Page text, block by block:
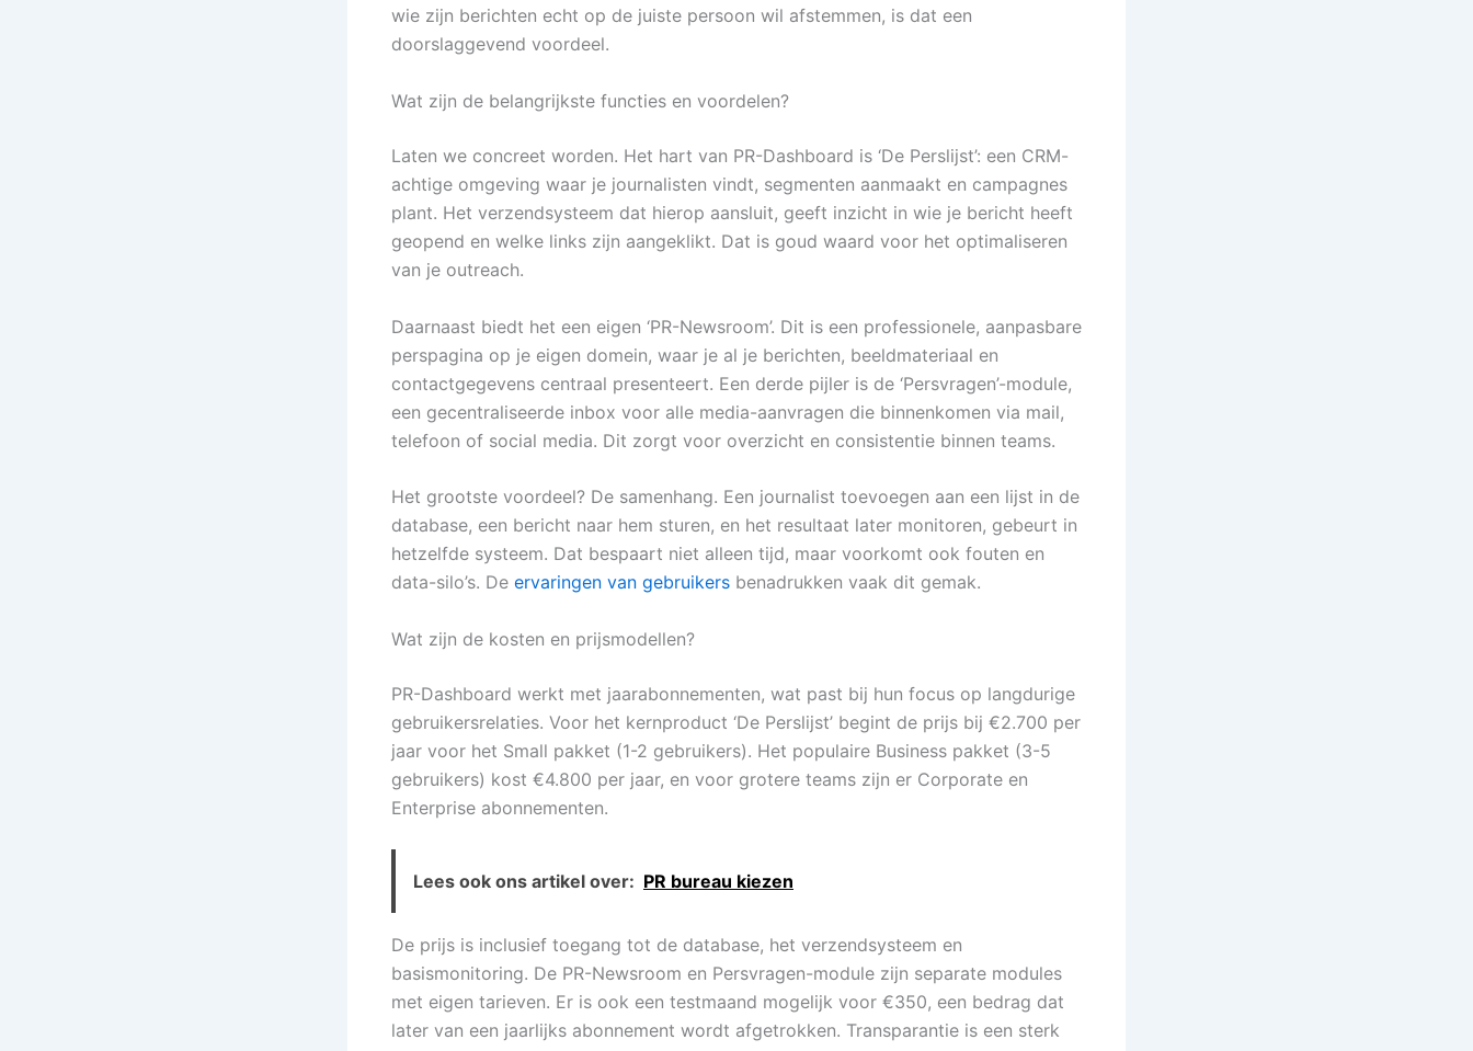
wie zijn berichten echt op de juiste persoon wil afstemmen, is dat een
doorslaggevend voordeel.
Wat zijn de belangrijkste functies en voordelen?
Laten we concreet worden. Het hart van PR-Dashboard is ‘De Perslijst’: een CRM-
achtige omgeving waar je journalisten vindt, segmenten aanmaakt en campagnes
plant. Het verzendsysteem dat hierop aansluit, geeft inzicht in wie je bericht heeft
geopend en welke links zijn aangeklikt. Dat is goud waard voor het optimaliseren
van je outreach.
Daarnaast biedt het een eigen ‘PR-Newsroom’. Dit is een professionele, aanpasbare
perspagina op je eigen domein, waar je al je berichten, beeldmateriaal en
contactgegevens centraal presenteert. Een derde pijler is de ‘Persvragen’-module,
een gecentraliseerde inbox voor alle media-aanvragen die binnenkomen via mail,
telefoon of social media. Dit zorgt voor overzicht en consistentie binnen teams.
Het grootste voordeel? De samenhang. Een journalist toevoegen aan een lijst in de
database, een bericht naar hem sturen, en het resultaat later monitoren, gebeurt in
hetzelfde systeem. Dat bespaart niet alleen tijd, maar voorkomt ook fouten en
data-silo’s. De ervaringen van gebruikers benadrukken vaak dit gemak.
Wat zijn de kosten en prijsmodellen?
PR-Dashboard werkt met jaarabonnementen, wat past bij hun focus op langdurige
gebruikersrelaties. Voor het kernproduct ‘De Perslijst’ begint de prijs bij €2.700 per
jaar voor het Small pakket (1-2 gebruikers). Het populaire Business pakket (3-5
gebruikers) kost €4.800 per jaar, en voor grotere teams zijn er Corporate en
Enterprise abonnementen.
Lees ook ons artikel over: PR bureau kiezen
De prijs is inclusief toegang tot de database, het verzendsysteem en
basismonitoring. De PR-Newsroom en Persvragen-module zijn separate modules
met eigen tarieven. Er is ook een testmaand mogelijk voor €350, een bedrag dat
later van een jaarlijks abonnement wordt afgetrokken. Transparantie is een sterk